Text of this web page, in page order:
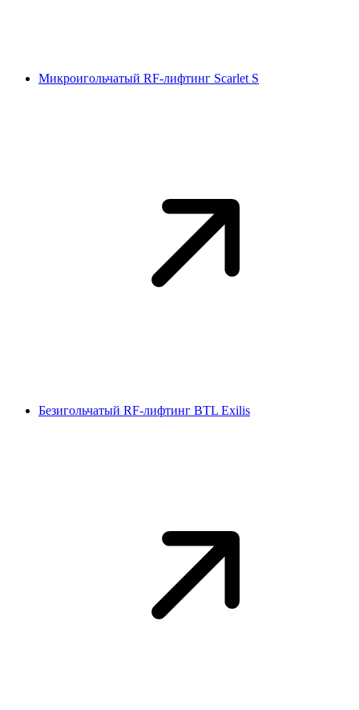
Микроигольчатый RF-лифтинг Scarlet S
Безигольчатый RF-лифтинг BTL Exilis